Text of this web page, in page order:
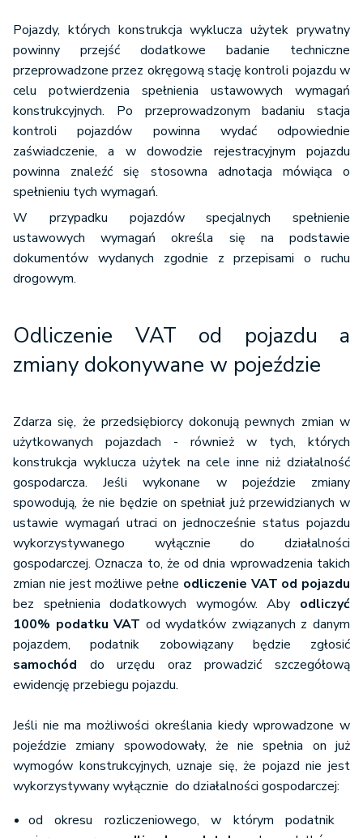
klasyfikowane na podstawie przepisów o
ruchu drogowym do podrodzaju:
wielozadaniowy, van lub
z otwartą częścią przeznaczoną do przewozu
ładunków;
pojazdy specjalne, które spełniają również
warunki zawarte w odrębnych przepisach:
agregat elektryczny/spawalniczy,
koparka, koparko-spycharka,
podnośnik do prac konserwacyjno-
montażowych,
żuraw
samochodowy
- jeżeli z dokumentów wydanych zgodnie z
przepisami o ruchu drogowym wynika, że dany
pojazd jest pojazdem specjalnym.
pojazdy samochodowe będące pojazdami
specjalnymi:
- jeżeli mają jeden rząd siedzeń albo ich
dopuszczalna masa całkowita jest większa niż 3
tony (na mocy rozporządzenie Ministra Finansów z
dnia 27 marca 2014 w sprawiepojazdów
Pojazdy, których konstrukcja wyklucza użytek prywatny
powinny przejść dodatkowe badanie techniczne
przeprowadzone przez okręgową stację kontroli pojazdu w
celu potwierdzenia spełnienia ustawowych wymagań
konstrukcyjnych. Po przeprowadzonym badaniu stacja
kontroli pojazdów powinna wydać odpowiednie
zaświadczenie, a w dowodzie rejestracyjnym pojazdu
powinna znaleźć się stosowna adnotacja mówiąca o
spełnieniu tych wymagań.
W przypadku pojazdów specjalnych spełnienie
ustawowych wymagań określa się na podstawie
dokumentów wydanych zgodnie z przepisami o ruchu
drogowym.
Odliczenie VAT od pojazdu a
zmiany dokonywane w pojeździe
Zdarza się, że przedsiębiorcy dokonują pewnych zmian w
użytkowanych pojazdach - również w tych, których
konstrukcja wyklucza użytek na cele inne niż działalność
gospodarcza. Jeśli wykonane w pojeździe zmiany
spowodują, że nie będzie on spełniał już przewidzianych w
ustawie wymagań utraci on jednocześnie status pojazdu
wykorzystywanego wyłącznie do działalności
gospodarczej. Oznacza to, że od dnia wprowadzenia takich
zmian nie jest możliwe pełne odliczenie VAT od pojazdu
bez spełnienia dodatkowych wymogów. Aby odliczyć
100% podatku VAT od wydatków związanych z danym
pojazdem, podatnik zobowiązany będzie zgłosić
samochód do urzędu oraz prowadzić szczegółową
ewidencję przebiegu pojazdu.
Jeśli nie ma możliwości określania kiedy wprowadzone w
pojeździe zmiany spowodowały, że nie spełnia on już
wymogów konstrukcyjnych, uznaje się, że pojazd nie jest
wykorzystywany wyłącznie do działalności gospodarczej:
od okresu rozliczeniowego, w którym podatnik